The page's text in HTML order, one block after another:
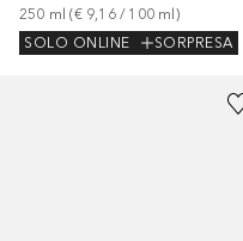
250 ml (€ 9,16 / 100 ml )
SOLO ONLINE
SORPRESA